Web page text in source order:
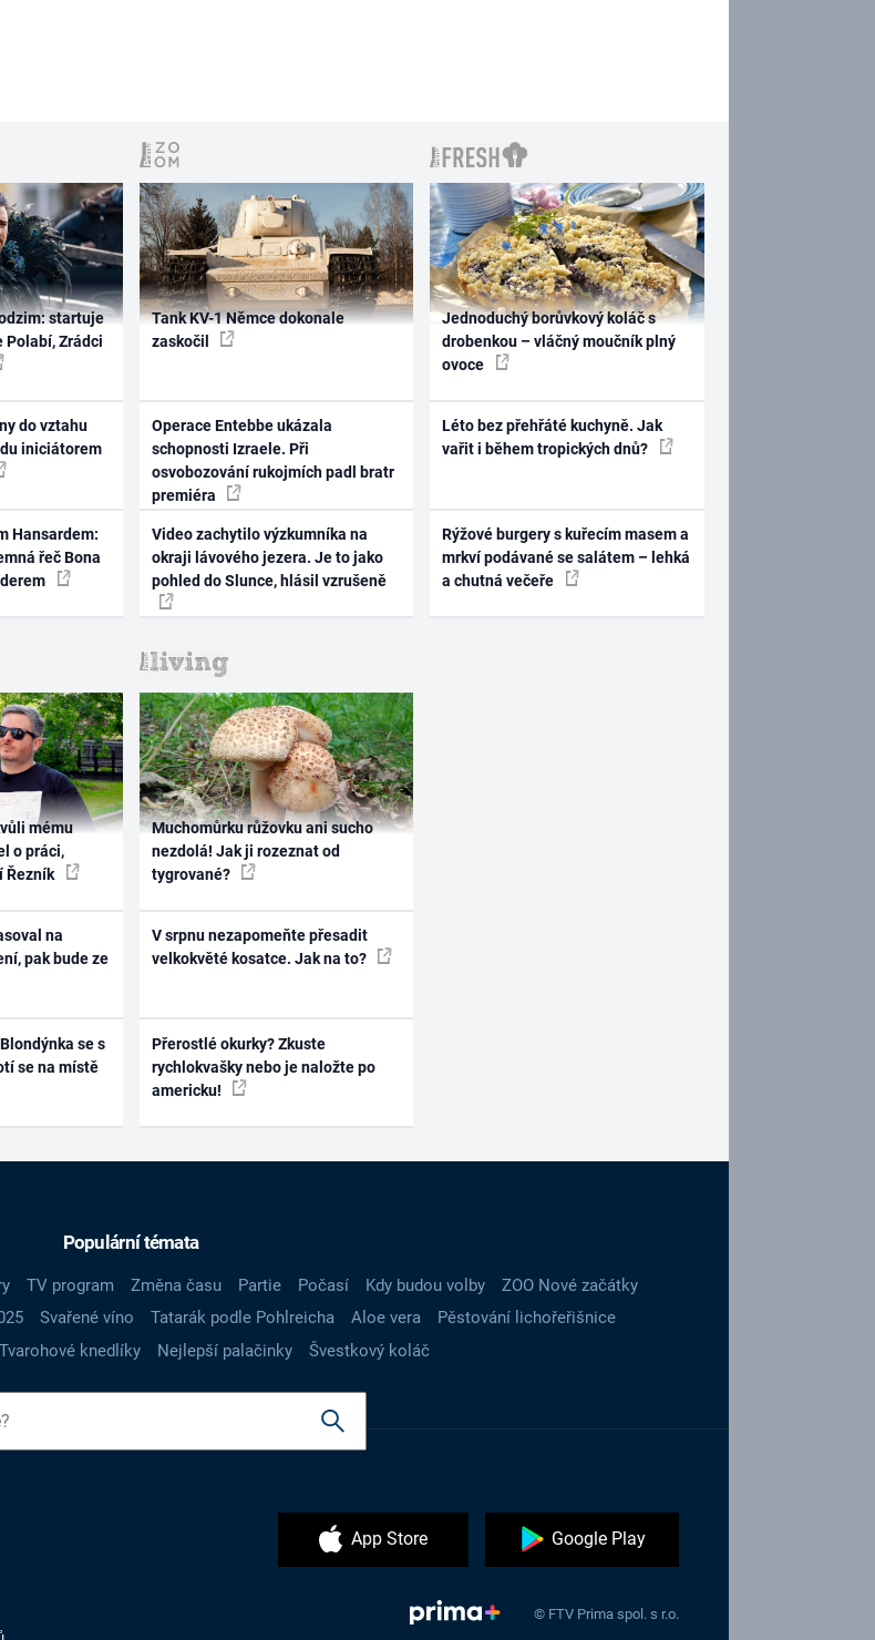
startuje
Polabí, Zrádci
do vztahu
iniciátorem
Hansardem:
řeč Bona
Tank KV-1 Němce dokonale
zaskočil
Operace Entebbe ukázala
schopnosti Izraele. Při
osvobozování rukojmích padl bratr
premiéra
Video zachytilo výzkumníka na
okraji lávového jezera. Je to jako
pohled do Slunce, hlásil vzrušeně
Jednoduchý borůvkový koláč s
drobenkou – vláčný moučník plný
ovoce
Léto bez přehřáté kuchyně. Jak
vařit i během tropických dnů?
Rýžové burgery s kuřecím masem a
mrkví podávané se salátem – lehká
a chutná večeře
mému
o práci,
Řezník
na
pak bude ze
se s
se na místě
Muchomůrku růžovku ani sucho
nezdolá! Jak ji rozeznat od
tygrované?
V srpnu nezapomeňte přesadit
velkokvěté kosatce. Jak na to?
Přerostlé okurky? Zkuste
rychlokvašky nebo je naložte po
americku!
Populární témata
TV program Změna času Partie Počasí Kdy budou volby
ZOO Nové začátky
Svařené víno Tatarák podle Pohlreicha Aloe vera
Pěstování lichořeřišnice
Tvarohové knedlíky Nejlepší palačinky Švestkový koláč
App Store Google Play
© FTV Prima spol. s r.o.